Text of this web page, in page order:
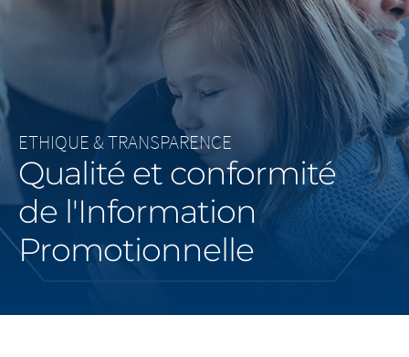
UK and Ireland
Middle East
Saudi Arabia
North America
United States
ETHIQUE & TRANSPARENCE
Qualité et conformité
de l'Information
Promotionnelle